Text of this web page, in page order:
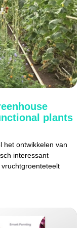
plants
het ontwikkelen van
interessant